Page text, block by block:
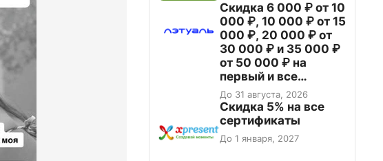
Скидка 6 000 ₽ от 10
000 ₽, 10 000 ₽ от 15
000 ₽, 20 000 ₽ от
30 000 ₽ и 35 000 ₽
от 50 000 ₽ на
первый и все
повторные заказы по
промокоду НАБЕРИ
До 31 августа, 2026
Скидка 5% на все
сертификаты
До 1 января, 2027